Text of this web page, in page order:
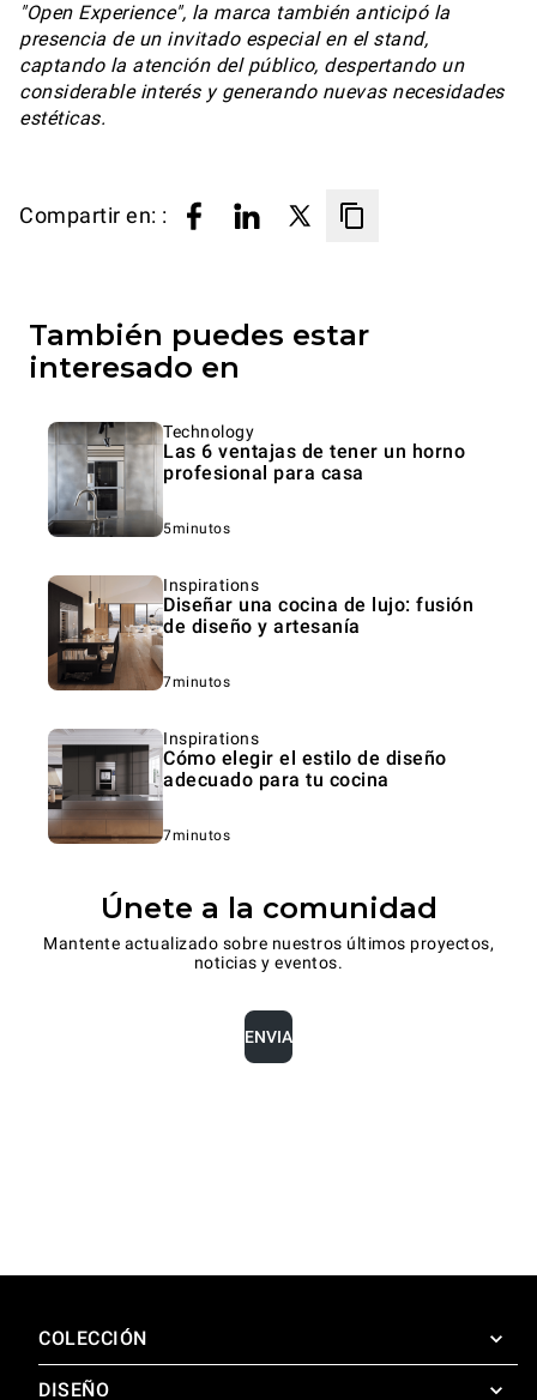
"Open Experience", la marca también anticipó la
presencia de un invitado especial en el stand,
captando la atención del público, despertando un
considerable interés y generando nuevas necesidades
estéticas.
Compartir en: :
También puedes estar
interesado en
Technology
Las 6 ventajas de tener un horno
profesional para casa
5minutos
Inspirations
Diseñar una cocina de lujo: fusión
de diseño y artesanía
7minutos
Inspirations
Cómo elegir el estilo de diseño
adecuado para tu cocina
7minutos
Únete a la comunidad
Mantente actualizado sobre nuestros últimos proyectos,
noticias y eventos.
ENVIA
COLECCIÓN
SuperOven
DISEÑO